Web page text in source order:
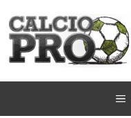
contenuto